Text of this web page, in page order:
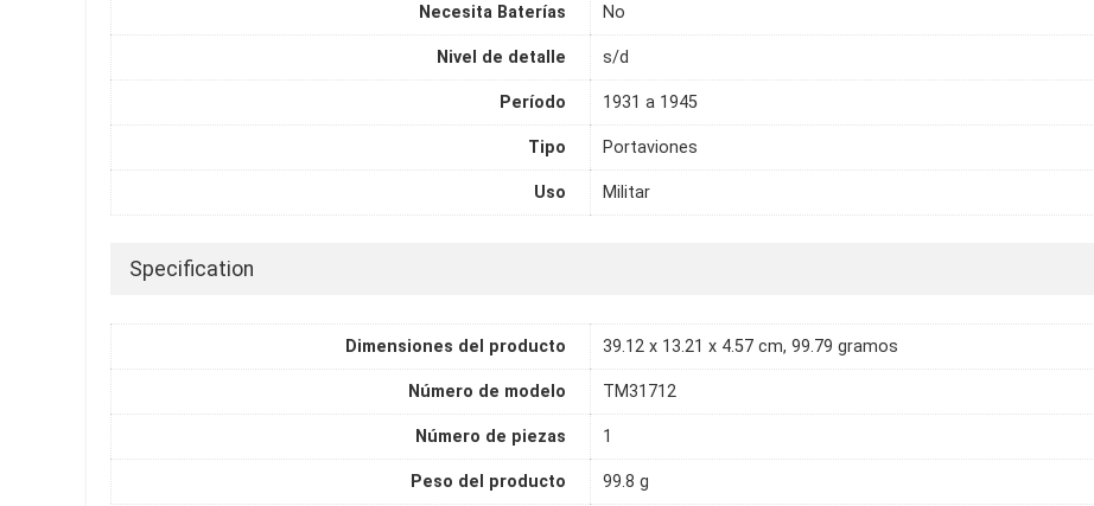
Necesita Baterías No
Nivel de detalle s/d
Período 1931 a 1945
Tipo Portaviones
Uso Militar
Specification
Dimensiones del producto 39.12 x 13.21 x 4.57 cm, 99.79 gramos
Número de modelo TM31712
Número de piezas 1
Peso del producto 99.8 g